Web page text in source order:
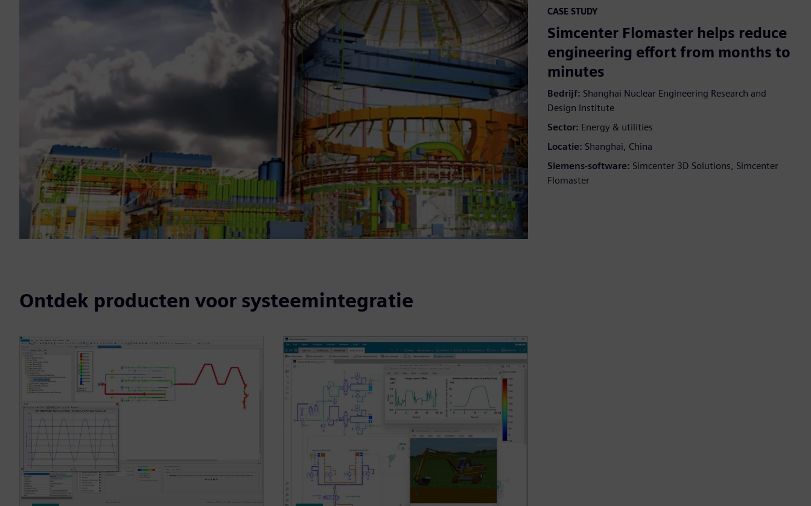
CASE STUDY
Simcenter Flomaster helps reduce
engineering effort from months to
minutes
Bedrijf: Shanghai Nuclear Engineering Research and
Design Institute
Sector: Energy & utilities
Locatie: Shanghai, China
Siemens-software: Simcenter 3D Solutions, Simcenter
Flomaster
Ontdek producten voor systeemintegratie